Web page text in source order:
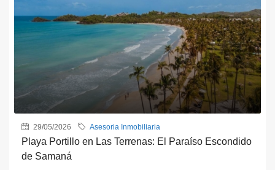
29/05/2026 Asesoria Inmobiliaria
Playa Portillo en Las Terrenas: El Paraíso Escondido
de Samaná